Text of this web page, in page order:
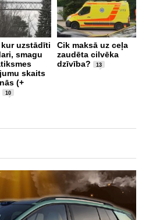
kur uzstādīti
smagu
skaits
(+
10
Cik maksā uz ceļa
zaudēta cilvēka
dzīvība?
13